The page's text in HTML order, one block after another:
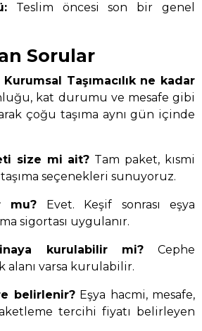
Teslim öncesi son bir genel
Sorular
Taşımacılık ne kadar
kat durumu ve mesafe gibi
çoğu taşıma aynı gün içinde
size mi ait? Tam paket, kısmi
seçenekleri sunuyoruz.
mu? Evet. Keşif sonrası eşya
sigortası uygulanır.
kurulabilir mi? Cephe
varsa kurulabilir.
belirlenir?Eşya hacmi, mesafe,
tercihi fiyatı belirleyen